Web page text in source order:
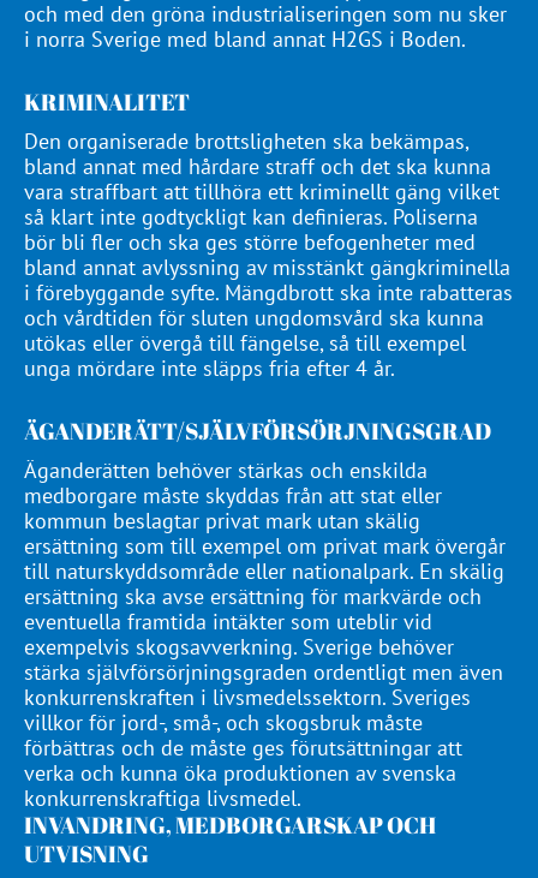
och med den gröna industrialiseringen som nu sker
i norra Sverige med bland annat H2GS i Boden.
KRIMINALITET
Den organiserade brottsligheten ska bekämpas,
bland annat med hårdare straff och det ska kunna
vara straffbart att tillhöra ett kriminellt gäng vilket
så klart inte godtyckligt kan definieras. Poliserna
bör bli fler och ska ges större befogenheter med
bland annat avlyssning av misstänkt gängkriminella
i förebyggande syfte. Mängdbrott ska inte rabatteras
och vårdtiden för sluten ungdomsvård ska kunna
utökas eller övergå till fängelse, så till exempel
unga mördare inte släpps fria efter 4 år.
ÄGANDERÄTT/SJÄLVFÖRSÖRJNINGSGRAD
Äganderätten behöver stärkas och enskilda
medborgare måste skyddas från att stat eller
kommun beslagtar privat mark utan skälig
ersättning som till exempel om privat mark övergår
till naturskyddsområde eller nationalpark. En skälig
ersättning ska avse ersättning för markvärde och
eventuella framtida intäkter som uteblir vid
exempelvis skogsavverkning. Sverige behöver
stärka självförsörjningsgraden ordentligt men även
konkurrenskraften i livsmedelssektorn. Sveriges
villkor för jord-, små-, och skogsbruk måste
förbättras och de måste ges förutsättningar att
verka och kunna öka produktionen av svenska
konkurrenskraftiga livsmedel.
INVANDRING, MEDBORGARSKAP OCH
UTVISNING